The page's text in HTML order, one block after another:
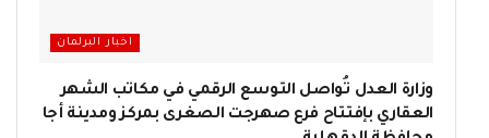
اخبار البرلمان
وزارة العدل تُواصل التوسع الرقمي في مكاتب الشهر
العقاري بإفتتاح فرع صهرجت الصغرى بمركز ومدينة أجا